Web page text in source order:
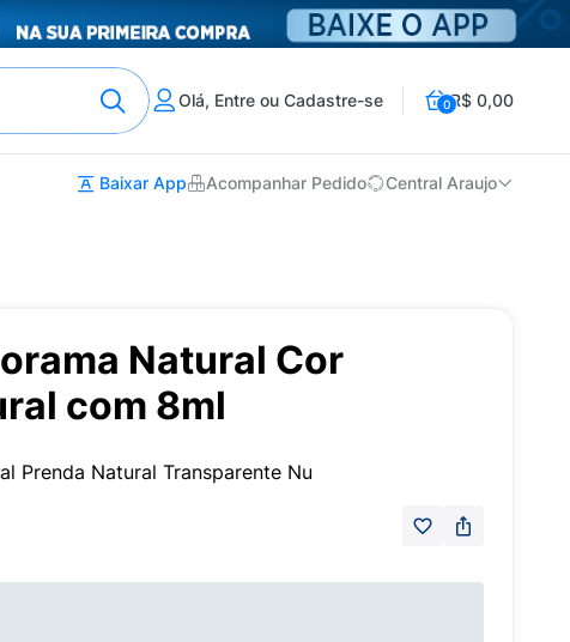
Olá, Entre ou Cadastre-se 0R$ 0,00
Baixar App Acompanhar Pedido Central Araujo
Natural Cor
com 8ml
Prenda Natural Transparente Nu